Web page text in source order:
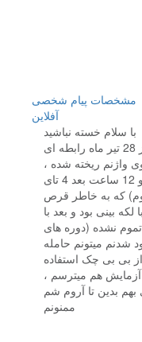
مشخصات پیام شخصی
آفلاين
با سلام خسته نباشید
دختر باکره و 25 ساله ای هستم که در روز 28 تیر ماه رابطه ای
واژنم ریخته شده ،
در روز 30 ام تیر 4 قرص ال دی خوردم و 12 ساعت بعد 4 تای
مرداد پریود شوم) که به خاطر قرص
با لکه بینی بود و بعد با
(10 ام) هنوز تموم نشده (دوره های
پریود شدنم میتونم حامله
بی بی چک استفاده
هم میترسم ،
بدین تا آروم شم
ممنونم